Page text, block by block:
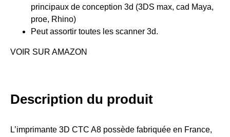
principaux de conception 3d (3DS max, cad Maya,
proe, Rhino)
Peut assortir toutes les scanner 3d.
VOIR SUR AMAZON
Description du produit
L’imprimante 3D CTC A8 possède fabriquée en France,